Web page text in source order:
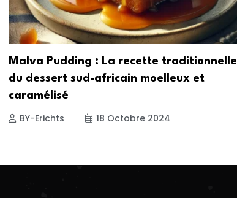
Malva Pudding : La recette traditionnelle
du dessert sud-africain moelleux et
caramélisé
BY-Erichts 18 Octobre 2024